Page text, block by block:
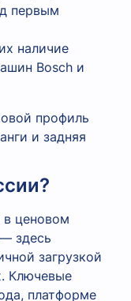
первым
наличие
Bosch и
в ценовом
здесь
загрузкой
Ключевые
платформе